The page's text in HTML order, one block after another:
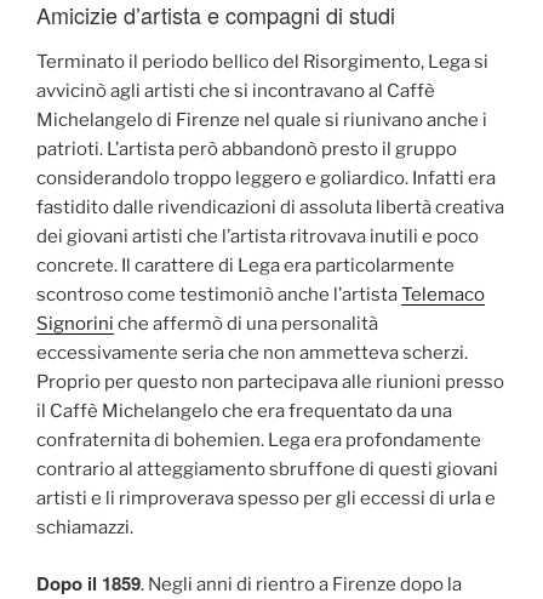
Amicizie d’artista e compagni di studi
Terminato il periodo bellico del Risorgimento, Lega si
avvicinò agli artisti che si incontravano al Caffè
Michelangelo di Firenze nel quale si riunivano anche i
patrioti. L’artista però abbandonò presto il gruppo
considerandolo troppo leggero e goliardico. Infatti era
fastidito dalle rivendicazioni di assoluta libertà creativa
dei giovani artisti che l’artista ritrovava inutili e poco
concrete. Il carattere di Lega era particolarmente
scontroso come testimoniò anche l’artistaTelemaco
Signorini che affermò di una personalità
eccessivamente seria che non ammetteva scherzi.
Proprio per questo non partecipava alle riunioni presso
il Caffè Michelangelo che era frequentato da una
confraternita di bohemien. Lega era profondamente
contrario al atteggiamento sbruffone di questi giovani
artisti e li rimproverava spesso per gli eccessi di urla e
schiamazzi.
Dopo il 1859. Negli anni di rientro a Firenze dopo la